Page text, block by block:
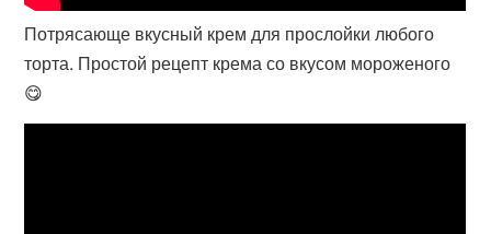
Потрясающе вкусный крем для прослойки любого
торта. Простой рецепт крема со вкусом мороженого
😋